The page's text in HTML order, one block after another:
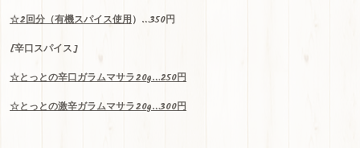
☆2回分（有機スパイス使用）…350円
[辛口スパイス]
☆とっとの辛口ガラムマサラ20g…250円
☆とっとの激辛ガラムマサラ20g…300円